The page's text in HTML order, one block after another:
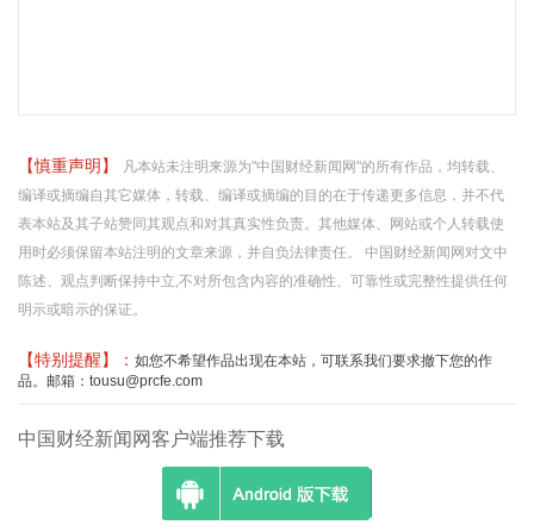
【慎重声明】
凡本站未注明来源为"中国财经新闻网"的所有作品，均转载、
编译或摘编自其它媒体，转载、编译或摘编的目的在于传递更多信息，并不代
表本站及其子站赞同其观点和对其真实性负责。其他媒体、网站或个人转载使
用时必须保留本站注明的文章来源，并自负法律责任。 中国财经新闻网对文中
陈述、观点判断保持中立,不对所包含内容的准确性、可靠性或完整性提供任何
明示或暗示的保证。
【特别提醒】： 如您不希望作品出现在本站，可联系我们要求撤下您的作
品。邮箱：tousu@prcfe.com
中国财经新闻网客户端推荐下载